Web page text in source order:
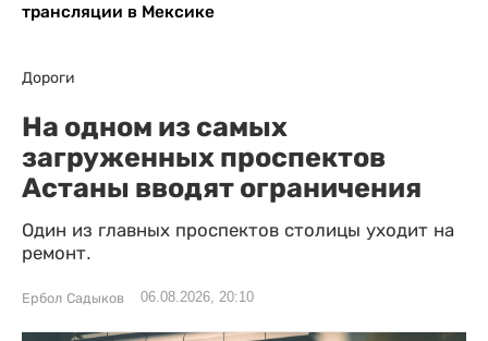
трансляции в Мексике
Дороги
На одном из самых
загруженных проспектов
Астаны вводят ограничения
Один из главных проспектов столицы уходит на
ремонт.
Ербол Садыков 06.08.2026, 20:10